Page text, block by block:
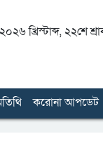
খ্রিস্টাব্দ, ২২শে
করোনা আপডেট